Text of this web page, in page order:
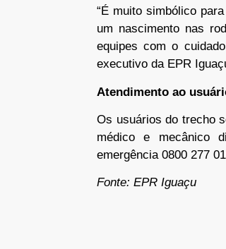
“É muito simbólico
um nascimento nas
equipes com o
executivo da EPR
Atendimento ao
Os usuários do trecho
médico e mecânico
emergência 0800 277
Fonte: EPR Iguaçu